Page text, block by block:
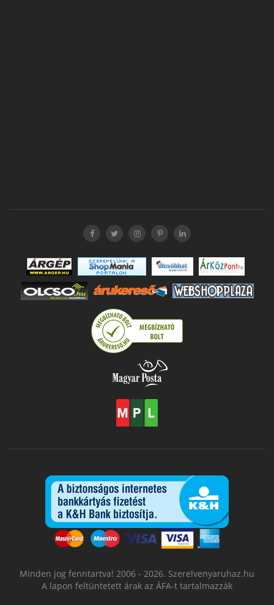
Minden jog fenntartva! 2006 - 2026. Szerelvenyaruhaz.hu
A lapon feltüntetett árak az ÁFA-t tartalmazzák